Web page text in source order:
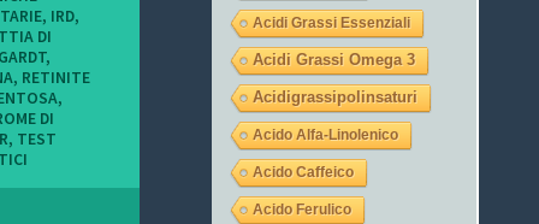
, IRD,
DI
,
, RETINITE
,
DI
, TEST
o
c
c
h
i
s
u
F
a
c
e
i
9
s
u
T
w
i
t
t
e
r
s
t
a
g
r
a
m
Acidi Grassi Essenziali
Acidi Grassi Omega 3
Acidigrassipolinsaturi
Acido Alfa-Linolenico
Acido Caffeico
Acido Ferulico